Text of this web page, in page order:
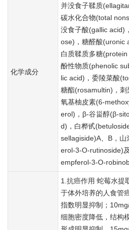
化学成分
并没食子鞣质
碳水化合物(total
没食子酸(gallic acid)
ose)，糖醛酸(uronic
白质鞣质多糖
酚性物质(phenolic
lic acid)，委陵菜酸
糖酯(rosamultin)，
氧基柚皮素(6-
erol)，β-谷甾醇(β-
d)，白桦甙
sellagiside)A、B，
erol-3-O-rutinoside)
empferol-3-O-
1.抗癌作用 蛇莓水提
于体外培养的人食管
指数明显抑制；
细胞密度降低，结构